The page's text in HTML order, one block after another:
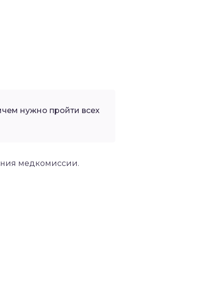
нужно пройти всех
медкомиссии.